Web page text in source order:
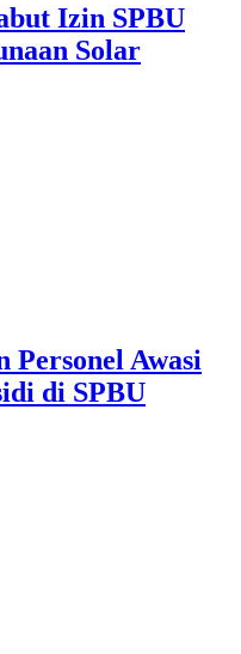
Izin SPBU
Solar
Personel Awasi
di SPBU